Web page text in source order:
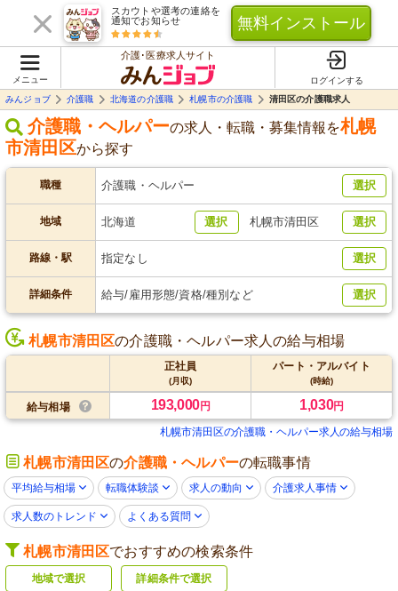
スカウトや選考の連絡を
通知でお知らせ
無料インストール
メニュー
介護･医療求人サイト
ログインする
みんジョブ
介護職 北海道の介護職 札幌市の介護職 清田区の介護職求人
介護職・ヘルパーの求人・転職・募集情報を札幌
市清田区から探す
職種 介護職・ヘルパー 選択
地域 北海道 選択 札幌市清田区 選択
路線・駅 指定なし 選択
詳細条件 給与/雇用形態/資格/種別など 選択
札幌市清田区の介護職・ヘルパー求人の給与相場
正社員
(月収)
パート・アルバイト
(時給)
給与相場 193,000円 1,030円
札幌市清田区の介護職・ヘルパー求人の給与相場
札幌市清田区の介護職・ヘルパーの転職事情
平均給与相場 転職体験談 求人の動向 介護求人事情
求人数のトレンド よくある質問
札幌市清田区でおすすめの検索条件
地域で選択 詳細条件で選択